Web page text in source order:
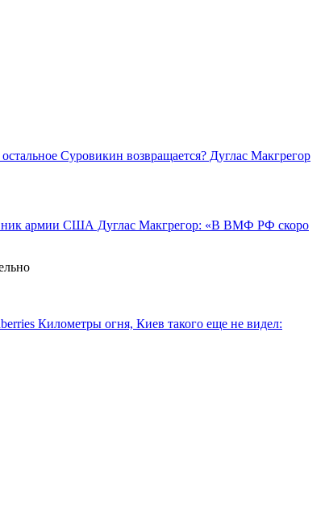
Суровикин возвращается? Дуглас Макгрегор
армии США Дуглас Макгрегор: «В ВМФ РФ скоро
Километры огня, Киев такого еще не видел: